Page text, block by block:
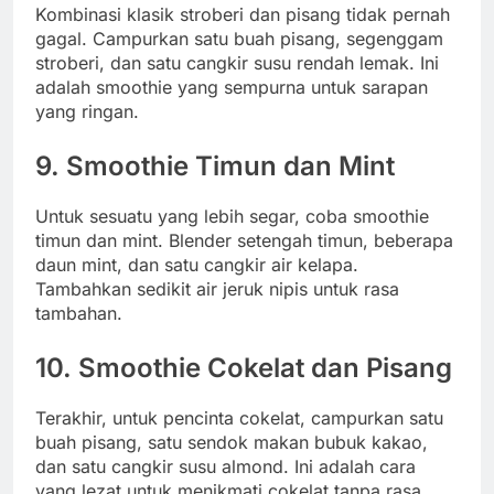
Kombinasi klasik stroberi dan pisang tidak pernah
gagal. Campurkan satu buah pisang, segenggam
stroberi, dan satu cangkir susu rendah lemak. Ini
adalah smoothie yang sempurna untuk sarapan
yang ringan.
9. Smoothie Timun dan Mint
Untuk sesuatu yang lebih segar, coba smoothie
timun dan mint. Blender setengah timun, beberapa
daun mint, dan satu cangkir air kelapa.
Tambahkan sedikit air jeruk nipis untuk rasa
tambahan.
10. Smoothie Cokelat dan Pisang
Terakhir, untuk pencinta cokelat, campurkan satu
buah pisang, satu sendok makan bubuk kakao,
dan satu cangkir susu almond. Ini adalah cara